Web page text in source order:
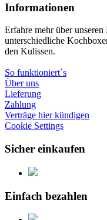
Informationen
Erfahre mehr über
unterschiedliche
den Kulissen.
So funktioniert´s
Über uns
Lieferung
Zahlung
Verträge hier kündigen
Cookie Settings
Sicher einkaufen
Einfach bezahlen